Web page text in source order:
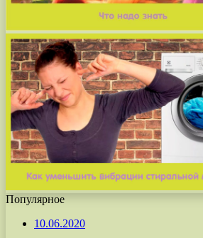
Популярное
10.06.2020